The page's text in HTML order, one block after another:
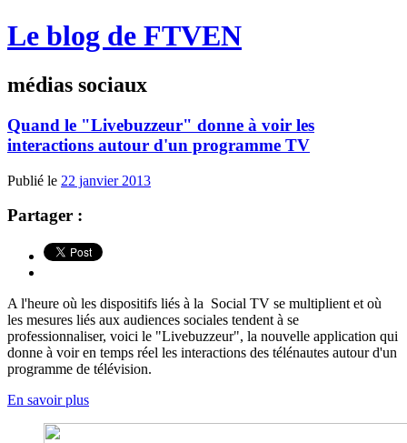
Le blog de FTVEN
médias sociaux
Quand le "Livebuzzeur" donne à voir les
interactions autour d'un programme TV
Publié le 22 janvier 2013
Partager :
A l'heure où les dispositifs liés à la Social TV se multiplient et où
les mesures liés aux audiences sociales tendent à se
professionnaliser, voici le "Livebuzzeur", la nouvelle application qui
donne à voir en temps réel les interactions des télénautes autour d'un
programme de télévision.
En savoir plus